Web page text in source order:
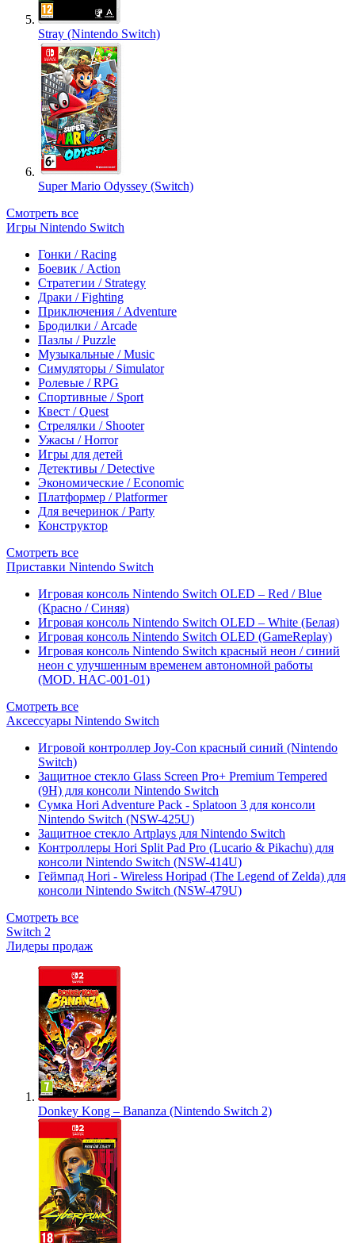
Stray (Nintendo Switch)
Super Mario Odyssey (Switch)
Смотреть все
Игры Nintendo Switch
Гонки / Racing
Боевик / Action
Стратегии / Strategy
Драки / Fighting
Приключения / Adventure
Бродилки / Arcade
Пазлы / Puzzle
Музыкальные / Music
Симуляторы / Simulator
Ролевые / RPG
Спортивные / Sport
Квест / Quest
Стрелялки / Shooter
Ужасы / Horror
Игры для детей
Детективы / Detective
Экономические / Economic
Платформер / Platformer
Для вечеринок / Party
Конструктор
Смотреть все
Приставки Nintendo Switch
Игровая консоль Nintendo Switch OLED – Red / Blue
(Красно / Синяя)
Игровая консоль Nintendo Switch OLED – White (Белая)
Игровая консоль Nintendo Switch OLED (GameReplay)
Игровая консоль Nintendo Switch красный неон / синий
неон с улучшенным временем автономной работы
(MOD. HAC-001-01)
Смотреть все
Аксессуары Nintendo Switch
Игровой контроллер Joy-Con красный синий (Nintendo
Switch)
Защитное стекло Glass Screen Pro+ Premium Tempered
(9H) для консоли Nintendo Switch
Сумка Hori Adventure Pack - Splatoon 3 для консоли
Nintendo Switch (NSW-425U)
Защитное стекло Artplays для Nintendo Switch
Контроллеры Hori Split Pad Pro (Lucario & Pikachu) для
консоли Nintendo Switch (NSW-414U)
Геймпад Hori - Wireless Horipad (The Legend of Zelda) для
консоли Nintendo Switch (NSW-479U)
Смотреть все
Switch 2
Лидеры продаж
Donkey Kong – Bananza (Nintendo Switch 2)